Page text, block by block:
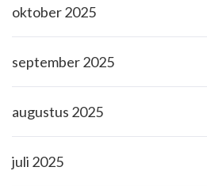
oktober 2025
september 2025
augustus 2025
juli 2025